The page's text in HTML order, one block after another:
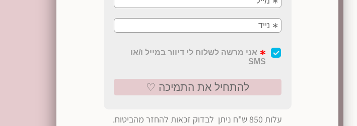
עלות 850 ש"ח ניתן לבדוק זכאות להחזר מהביטוח.